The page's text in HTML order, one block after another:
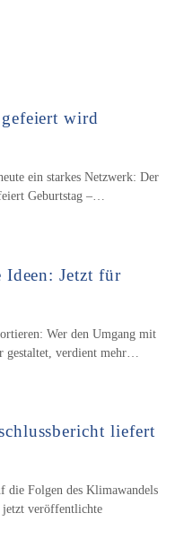
wird
ein starkes Netzwerk: Der
Geburtstag –…
Ideen: Jetzt für
Wer den Umgang mit
gestaltet, verdient mehr…
liefert
die Folgen des Klimawandels
jetzt veröffentlichte